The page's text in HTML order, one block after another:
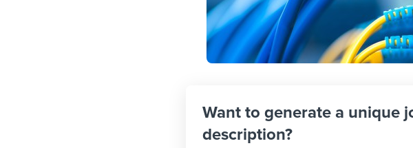
Want to generate a unique
description?